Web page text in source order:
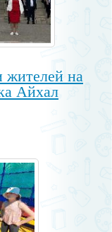
жителей на
Айхал